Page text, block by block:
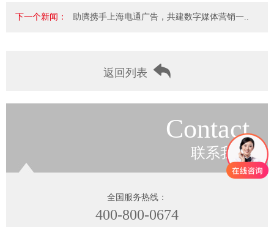
下一个新闻： 助腾携手上海电通广告，共建数字媒体营销一..
返回列表
Contact
联系我们
全国服务热线：
400-800-0674